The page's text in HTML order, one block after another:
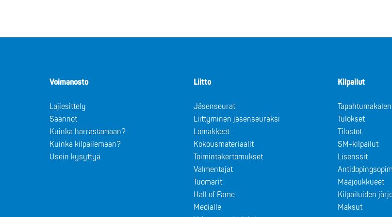
Voimanosto
Lajiesittely
Säännöt
Kuinka harrastamaan?
Kuinka kilpailemaan?
Usein kysyttyä
Liitto
Jäsenseurat
Liittyminen jäsenseuraksi
Lomakkeet
Kokousmateriaalit
Toimintakertomukset
Valmentajat
Tuomarit
Hall of Fame
Medialle
Kilpailut
Tulokset
Tilastot
SM-kilpailut
Lisenssit
Maajoukkueet
Kilpailuiden
Maksut